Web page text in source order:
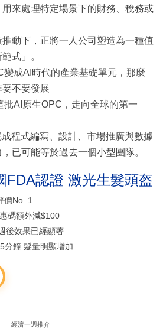
來處理特定場景下的財務、稅務或
動下，正將一人公司塑造為一種值
式」。
成AI時代的產業基礎單元，那麼
不要發展
批AI原生OPC，走向全球的第一
程式編寫、設計、市場推廣與數據
已可能等於過去一個小型團隊。
FDA認證 激光生髮頭盔
價No. 1
碼額外減$100
後效果已經顯著
分鐘 髮量明顯增加
經濟一週推介